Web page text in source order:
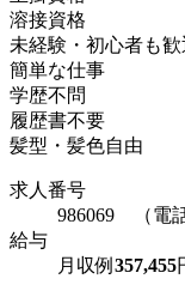
溶接資格
未経験・初心者も歓
簡単な仕事
学歴不問
履歴書不要
髪型・髪色自由
求人番号
986069 （電
給与
月収例 357,455